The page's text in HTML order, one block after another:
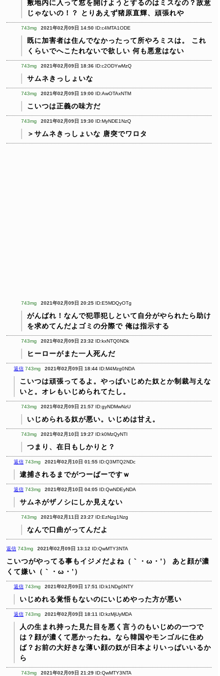
敷地内に入って窓を開けようとするのはミスなの？故意
じゃないの！？
とりあえず猪原直輝、頑張れや
743mg 2021年02月09日 14:50 ID:c4MTA1ODE
既に加害者は住んでなかったって所やろミスは。
これ
くらいでへこたれないで欲しい 何も悪意はない
743mg 2021年02月09日 18:36 ID:c2ODYwMzQ
サムネきっしょいな
743mg 2021年02月09日 19:00 ID:AwOTAxNTM
こいつは正義の味方だ
743mg 2021年02月09日 19:30 ID:MyNDE1NzQ
＞サムネきっしょいな 唐突でワロタ
743mg 2021年02月09日 20:25 ID:E5MDQyOTg
がんばれ！なんで犯罪犯しといて自分がやられたら助け
を求めてんだよゴミの分際で 俺は指示する
743mg 2021年02月09日 23:32 ID:kxNTQ0NDk
ヒーローがまた一人死んだ
返信 743mg 2021年02月09日 18:44 ID:M4Mzg0NDA
こいつは頑張ってるよ。やっぱいじめた奴とか制裁与えな
いと。オレもいじめられてたし。
743mg 2021年02月09日 21:57 ID:gyNDMwNzU
いじめられる奴が悪い。いじめは甘え。
743mg 2021年02月10日 19:27 ID:k0MzQyNTI
つまり、在日もしかりと？
返信 743mg 2021年02月10日 01:55 ID:Q3MTQ2NDc
逮捕されるまでがつーばーですｗ
返信 743mg 2021年02月10日 04:05 ID:QwNDEyNDA
サムネがザノシにしか見えない
743mg 2021年02月11日 23:27 ID:EzNzg1Nzg
なんで口曲がってんだよ
返信 743mg 2021年02月09日 13:12 ID:QwMTY3NTA
こいつがやってる事もイジメだよね（｀・ω・’）
あと顔が濃
くて嫌い（｀・ω・’）
返信 743mg 2021年02月09日 17:51 ID:k1NDg0NTY
いじめれる覚悟もないのにいじめやった方が悪い
返信 743mg 2021年02月09日 18:11 ID:kzMjUyMDA
人の生まれ持った見た目を悪く言うのもいじめの一つで
は？顔が濃くて悪かったね。なら韓国やモンゴルに住め
ば？お前の大好きな薄い顔の奴が日本よりいっぱいいるか
ら
743mg 2021年02月09日 21:29 ID:QwMTY3NTA